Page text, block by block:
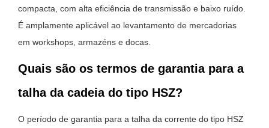
compacta, com alta eficiência de transmissão e baixo ruído.
É amplamente aplicável ao levantamento de mercadorias
em workshops, armazéns e docas.
Quais são os termos de garantia para a
talha da cadeia do tipo HSZ?
O período de garantia para a talha da corrente do tipo HSZ